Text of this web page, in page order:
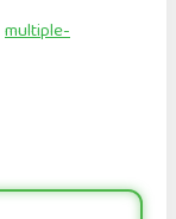
multiple-